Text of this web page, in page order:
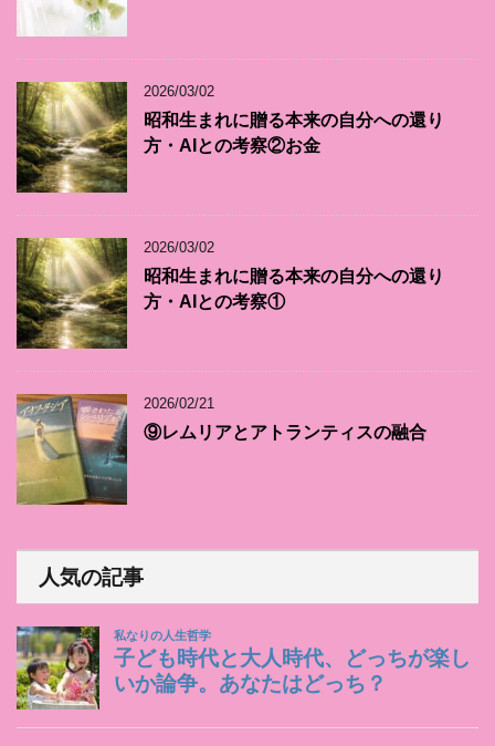
2026/03/02
昭和生まれに贈る本来の自分への還り
方・AIとの考察②お金
2026/03/02
昭和生まれに贈る本来の自分への還り
方・AIとの考察①
2026/02/21
⑨レムリアとアトランティスの融合
人気の記事